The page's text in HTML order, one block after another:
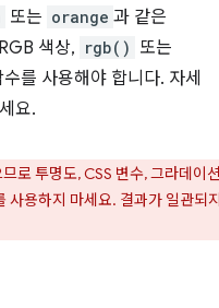
또는 orange 과 같은
색상, rgb() 또는
를 사용해야 합니다. 자세
요.
로 투명도, CSS 변수, 그라데이
사용하지 마세요. 결과가 일관되